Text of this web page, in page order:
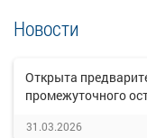
Новости
Открыта
промежуточного
31.03.2026